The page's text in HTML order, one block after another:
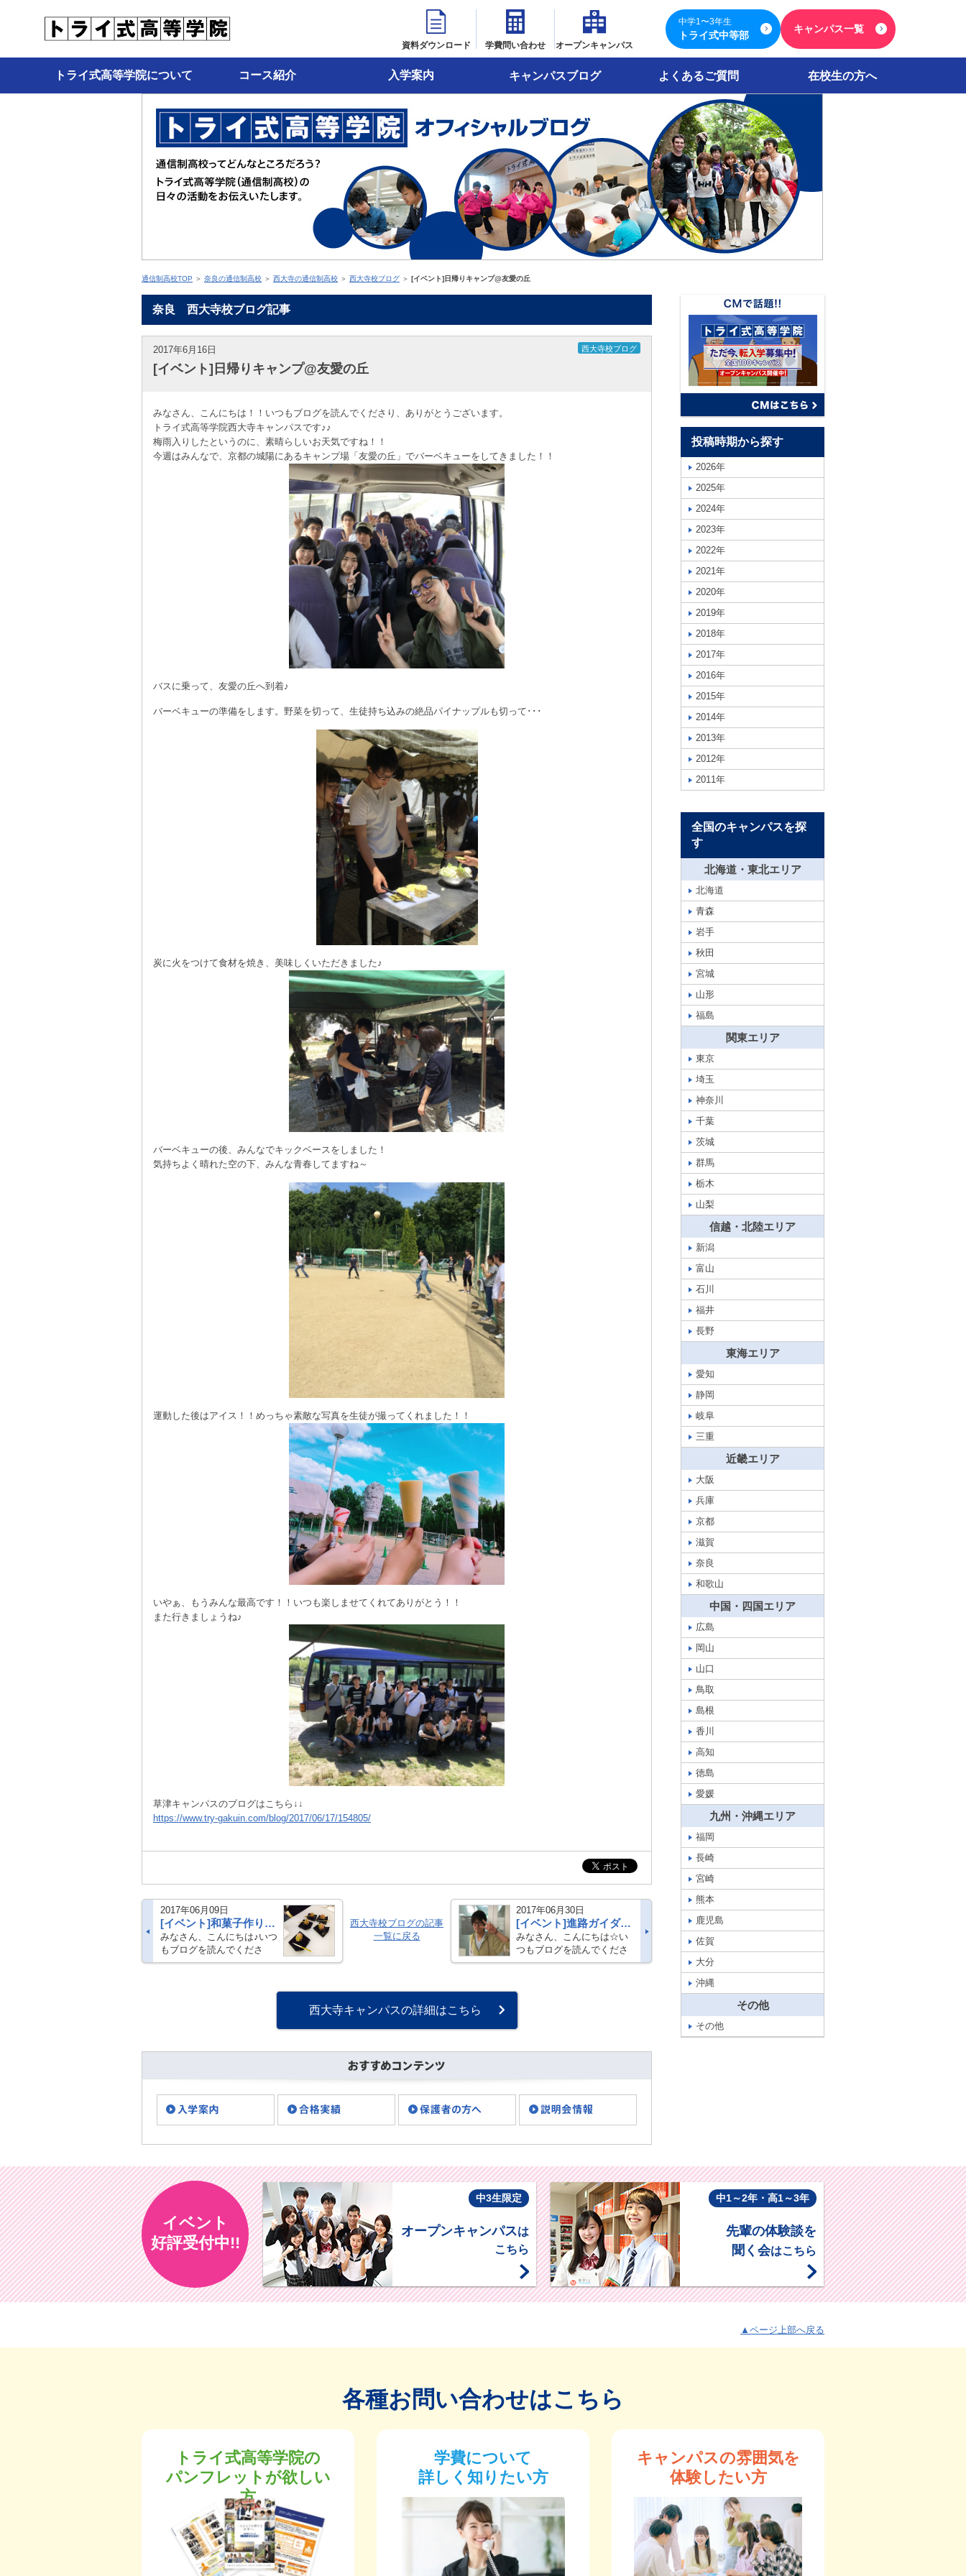
資料ダウンロード 学費問い合わせ オープンキャンパス
中学1〜3年生
トライ式中等部
キャンパス一覧
トライ式高等学院について コース紹介 入学案内 キャンパスブログ よくあるご質問 在校生の方へ
通信制高校TOP ＞ 奈良の通信制高校 ＞ 西大寺の通信制高校 ＞ 西大寺校ブログ ＞ [イベント]日帰りキャンプ@友愛の丘
奈良 西大寺校ブログ記事
2017年6月16日 西大寺校ブログ
[イベント]日帰りキャンプ@友愛の丘
みなさん、こんにちは！！いつもブログを読んでくださり、ありがとうございます。
トライ式高等学院西大寺キャンパスです♪♪
梅雨入りしたというのに、素晴らしいお天気ですね！！
今週はみんなで、京都の城陽にあるキャンプ場「友愛の丘」でバーベキューをしてきました！！
バスに乗って、友愛の丘へ到着♪
バーベキューの準備をします。野菜を切って、生徒持ち込みの絶品パイナップルも切って･･･
炭に火をつけて食材を焼き、美味しくいただきました♪
バーベキューの後、みんなでキックベースをしました！
気持ちよく晴れた空の下、みんな青春してますね～
運動した後はアイス！！めっちゃ素敵な写真を生徒が撮ってくれました！！
いやぁ、もうみんな最高です！！いつも楽しませてくれてありがとう！！
また行きましょうね♪
草津キャンパスのブログはこちら↓↓
https://www.try-gakuin.com/blog/2017/06/17/154805/
2017年06月09日
[イベント]和菓子作り体験
みなさん、こんにちは♪いつ
もブログを読んでくださ
り、ありがとうございま
西大寺校ブログの記事
一覧に戻る
2017年06月30日
[イベント]進路ガイダンス！！
みなさん、こんにちは☆い
つもブログを読んでくださ
り、ありがとうございま
の生徒たちは今日も・・・
西大寺キャンパスの詳細はこちら
投稿時期から探す
2026年
2025年
2024年
2023年
2022年
2021年
2020年
2019年
2018年
2017年
2016年
2015年
2014年
2013年
2012年
2011年
全国のキャンパスを探
す
北海道・東北エリア
北海道
青森
岩手
秋田
宮城
山形
福島
関東エリア
東京
埼玉
神奈川
千葉
茨城
群馬
栃木
山梨
信越・北陸エリア
新潟
富山
石川
福井
長野
東海エリア
愛知
静岡
岐阜
三重
近畿エリア
大阪
兵庫
京都
滋賀
奈良
和歌山
中国・四国エリア
広島
岡山
山口
鳥取
島根
香川
高知
徳島
愛媛
九州・沖縄エリア
福岡
長崎
宮崎
熊本
鹿児島
佐賀
大分
沖縄
その他
その他
イベント
好評受付中!!
中3生限定
オープンキャンパスは
こちら
中1～2年・高1～3年
先輩の体験談を
聞く会はこちら
▲ページ上部へ戻る
各種お問い合わせはこちら
トライ式高等学院の
パンフレットが欲しい
方
学費について
詳しく知りたい方
キャンパスの雰囲気を
体験したい方